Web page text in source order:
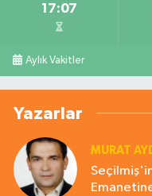
17:07
Aylık Vakitler
Yazarlar
MURAT